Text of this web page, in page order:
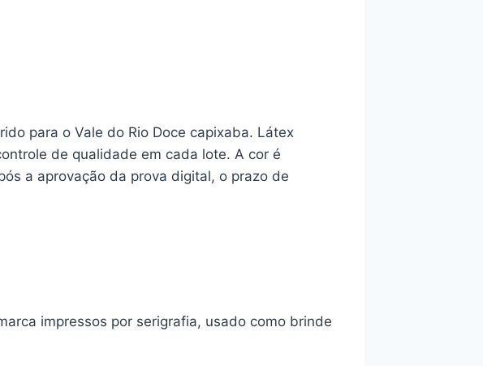
para o Vale do Rio Doce capixaba. Látex
de qualidade em cada lote. A cor é
a aprovação da prova digital, o prazo de
impressos por serigrafia, usado como brinde